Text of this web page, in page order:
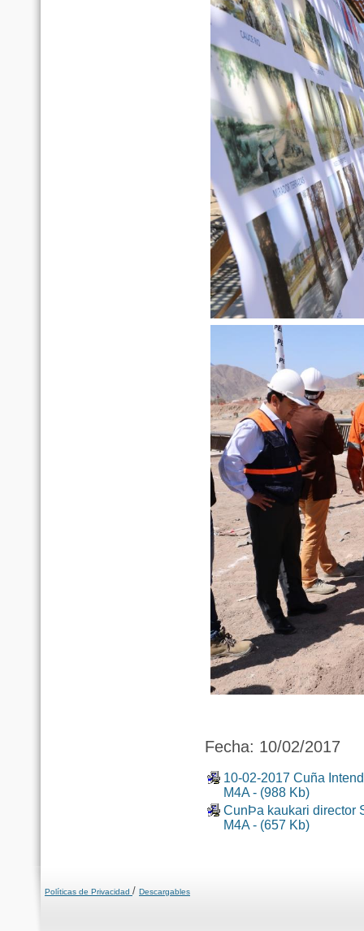
Fecha: 10/02/2017
10-02-2017 Cuña
M4A - (988 Kb)
CunÞa kaukari director
M4A - (657 Kb)
Políticas de Privacidad / Descargables